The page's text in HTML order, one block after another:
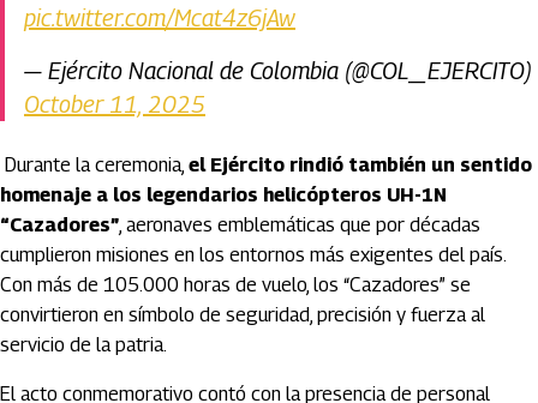
pic.twitter.com/Mcat4z6jAw
— Ejército Nacional de Colombia (@COL_EJERCITO)
October 11, 2025
Durante la ceremonia, el Ejército rindió también un sentido
homenaje a los legendarios helicópteros UH-1N
“Cazadores”, aeronaves emblemáticas que por décadas
cumplieron misiones en los entornos más exigentes del país.
Con más de 105.000 horas de vuelo, los “Cazadores” se
convirtieron en símbolo de seguridad, precisión y fuerza al
servicio de la patria.
El acto conmemorativo contó con la presencia de personal